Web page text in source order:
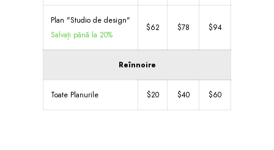
Plan "Studio de design"
Salvați până la 20%
$62 $78 $94
Reînnoire
Toate Planurile $20 $40 $60